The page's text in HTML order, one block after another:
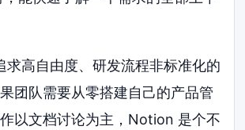
高自由度、研发流程非标准化的
团队需要从零搭建自己的产品管
以文档讨论为主，Notion 是个不